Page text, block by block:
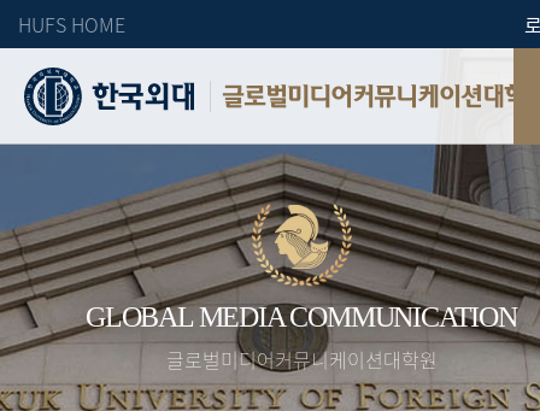
HUFS HOME
글로벌미디어커뮤니케이션대학
GLOBAL MEDIA COMMUNICATION
글로벌미디어커뮤니케이션대학원